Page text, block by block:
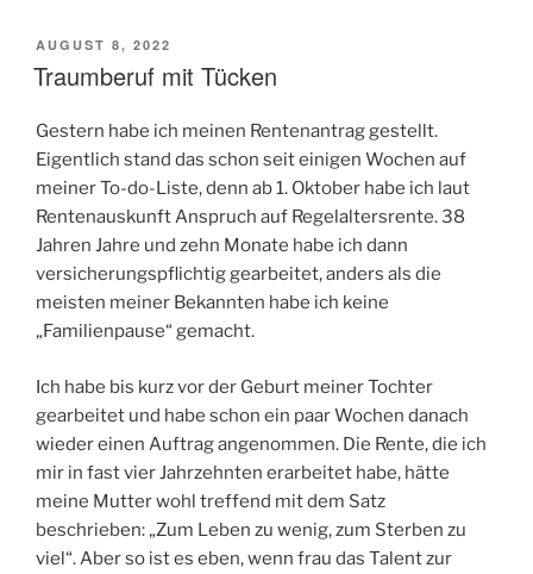
VERÖFFENTLICHT
AM
AUGUST 8, 2022
Traumberuf mit Tücken
Gestern habe ich meinen Rentenantrag gestellt.
Eigentlich stand das schon seit einigen Wochen auf
meiner To-do-Liste, denn ab 1. Oktober habe ich laut
Rentenauskunft Anspruch auf Regelaltersrente. 38
Jahren Jahre und zehn Monate habe ich dann
versicherungspflichtig gearbeitet, anders als die
meisten meiner Bekannten habe ich keine
„Familienpause“ gemacht.
Ich habe bis kurz vor der Geburt meiner Tochter
gearbeitet und habe schon ein paar Wochen danach
wieder einen Auftrag angenommen. Die Rente, die ich
mir in fast vier Jahrzehnten erarbeitet habe, hätte
meine Mutter wohl treffend mit dem Satz
beschrieben: „Zum Leben zu wenig, zum Sterben zu
viel“. Aber so ist es eben, wenn frau das Talent zur